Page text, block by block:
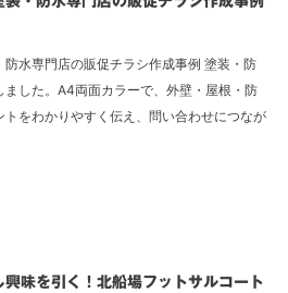
水専門店の販促チラシ作成事例 塗装・防
した。A4両面カラーで、外壁・屋根・防
をわかりやすく伝え、問い合わせにつなが
味を引く！北船場フットサルコート